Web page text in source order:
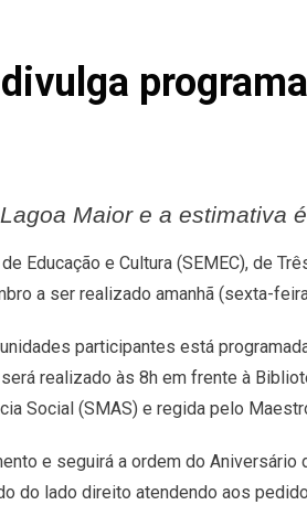
Maior e a estimativa
Educação e Cultura (SEMEC), de
a ser realizado amanhã (sexta-
participantes está
realizado às 8h em frente à
Social (SMAS) e regida pelo
e seguirá a ordem do
do lado direito atendendo aos